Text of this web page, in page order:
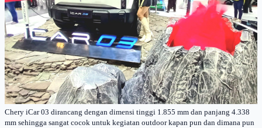
Chery iCar 03 dirancang dengan dimensi tinggi 1.855 mm dan panjang 4.338
mm sehingga sangat cocok untuk kegiatan outdoor kapan pun dan dimana pun